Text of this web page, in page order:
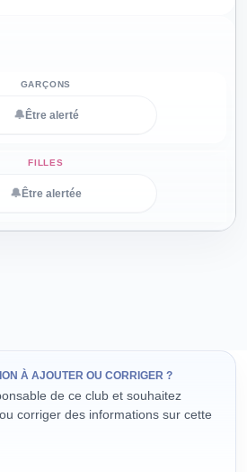
🔔 Être alerté
🔔 Être alertée
À AJOUTER OU CORRIGER ?
de ce club et souhaitez
corriger des informations sur cette